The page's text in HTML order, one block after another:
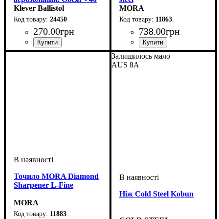
мл
Klever Ballistol
24450
270.00грн
MORA
11863
738.00грн
Точило MORA Diamond
Sharpener L-Fine
MORA
11883
Залишилось мало
AUS 8A
Ніж Cold Steel Kobun